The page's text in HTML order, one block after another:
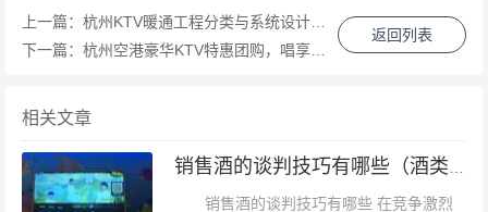
常价格更高，因为这些地方的租金和运营成本较高。 2. **
设施服务**：高端KTV提供的服务更加全面，如免费小
间段**：高峰时段（如周末、节假日）价格通常会上涨。
4. **包厢类型**：不同大小的包厢价格自然不同，大型包
厢的价格通常更高。 #### **三、案例分析：某高端KTV与
平价KTV的对比** **高端KTV（如某国际品牌）**： - **价
返回列表
上一篇： 杭州KTV暖通工程分类与系统设计解析
下一篇： 杭州空港豪华KTV特惠团购，唱享云端音乐盛宴
相关文章
销售酒的谈判技巧有哪些 在竞争激烈